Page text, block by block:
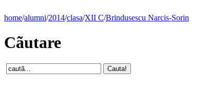
home/alumni/2014/clasa/XII C/Brindusescu Narcis-Sorin
Cãutare